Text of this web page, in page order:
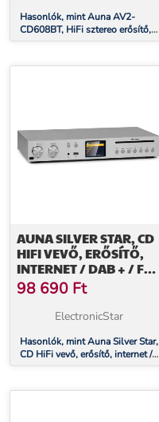
Hasonlók, mint Auna AV2-
CD608BT, HiFi sztereo erősítő,
4 x 100 W RMS, BT, digitális
AUNA SILVER STAR, CD
HIFI VEVŐ, ERŐSÍTŐ,
INTERNET / DAB + / FM
RÁDIÓ, CD LEJÁTSZÓ,
WIFI
98 690 Ft
ElectronicStar
Hasonlók, mint Auna Silver Star,
CD HiFi vevő, erősítő, internet /
DAB + / FM rádió, CD lejátszó,